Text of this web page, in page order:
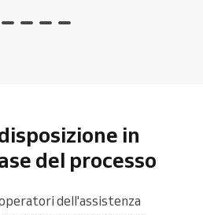
in
del processo
dell'assistenza